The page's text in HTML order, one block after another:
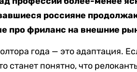
россияне
про фриланс на внешние
года — это адаптация.
станет понятно, что